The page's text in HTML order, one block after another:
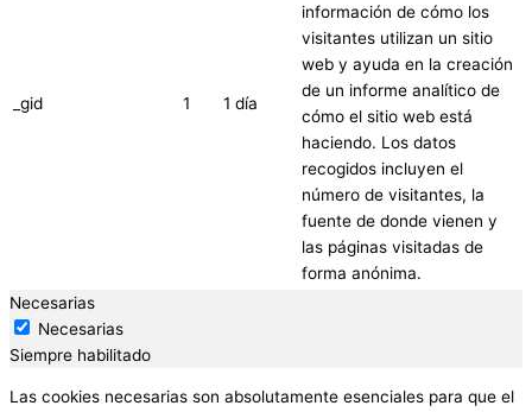
_gid 1 1 día
información de cómo los
visitantes utilizan un sitio
web y ayuda en la creación
de un informe analítico de
cómo el sitio web está
haciendo. Los datos
recogidos incluyen el
número de visitantes, la
fuente de donde vienen y
las páginas visitadas de
forma anónima.
Necesarias
Necesarias
Siempre habilitado
Las cookies necesarias son absolutamente esenciales para que el